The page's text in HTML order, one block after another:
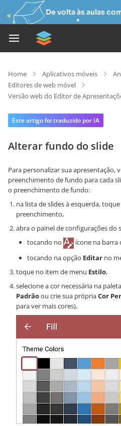
De volta às aulas
Home Aplicativos móveis
Editores de web móvel
Versão web do Editor de
Este artigo foi traduzido por IA
Alterar fundo do slide
Para personalizar sua apresentação,
preenchimento de fundo para cada
o preenchimento de fundo:
na lista de slides à esquerda,
preenchimento,
abra o painel de configurações do
tocando no
ícone na barra
tocando na opção Editar no
toque no item de menu Estilo,
selecione a cor necessária na
Padrãoou crie sua própriaCor
para ver mais cores),